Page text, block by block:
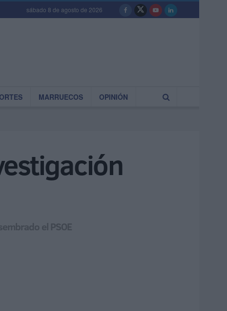
sábado 8 de agosto de 2026
MARRUECOS OPINIÓN
el PSOE